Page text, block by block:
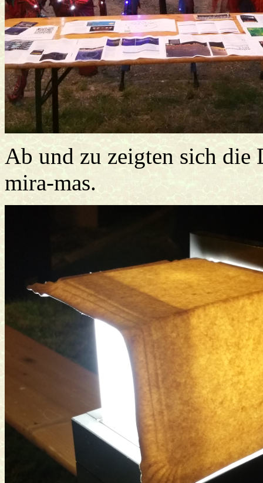
Ab und zu zeigten sich die
mira-mas.